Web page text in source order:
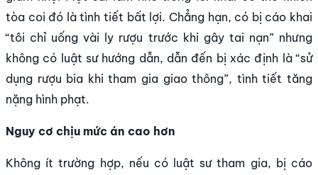
tòa coi đó là tình tiết bất lợi. Chẳng hạn, có bị cáo khai
“tôi chỉ uống vài ly rượu trước khi gây tai nạn” nhưng
không có luật sư hướng dẫn, dẫn đến bị xác định là “sử
dụng rượu bia khi tham gia giao thông”, tình tiết tăng
nặng hình phạt.
Nguy cơ chịu mức án cao hơn
Không ít trường hợp, nếu có luật sư tham gia, bị cáo